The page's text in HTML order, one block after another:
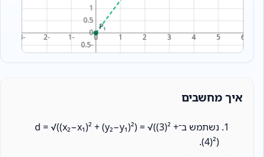
איך מחשבים
נשתמש ב־d = √((x₂−x₁)² + (y₂−y₁)²) = √((3)² +
(4)²).